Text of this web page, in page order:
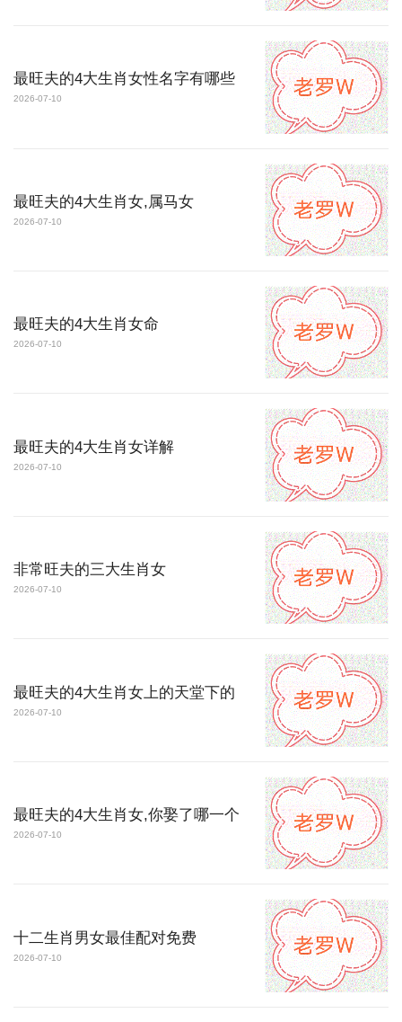
最旺夫的4大生肖女性名字有哪些
2026-07-10
最旺夫的4大生肖女,属马女
2026-07-10
最旺夫的4大生肖女命
2026-07-10
最旺夫的4大生肖女详解
2026-07-10
非常旺夫的三大生肖女
2026-07-10
最旺夫的4大生肖女上的天堂下的
2026-07-10
最旺夫的4大生肖女,你娶了哪一个
2026-07-10
十二生肖男女最佳配对免费
2026-07-10